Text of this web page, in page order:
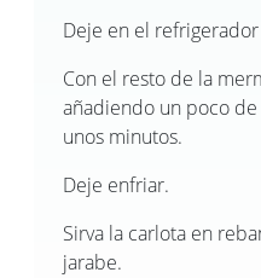
Deje en el
Con el resto de la
añadiendo un poco
unos minutos.
Deje enfriar.
Sirva la carlota en
jarabe.